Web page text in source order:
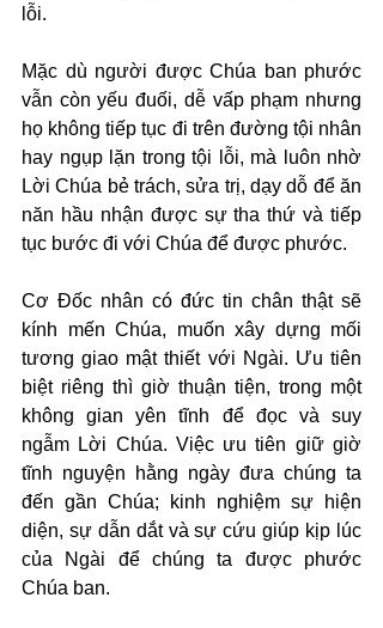
lỗi.
Mặc dù người được Chúa ban phước
vẫn còn yếu đuối, dễ vấp phạm nhưng
họ không tiếp tục đi trên đường tội nhân
hay ngụp lặn trong tội lỗi, mà luôn nhờ
Lời Chúa bẻ trách, sửa trị, dạy dỗ để ăn
năn hầu nhận được sự tha thứ và tiếp
tục bước đi với Chúa để được phước.
Cơ Đốc nhân có đức tin chân thật sẽ
kính mến Chúa, muốn xây dựng mối
tương giao mật thiết với Ngài. Ưu tiên
biệt riêng thì giờ thuận tiện, trong một
không gian yên tĩnh để đọc và suy
ngẫm Lời Chúa. Việc ưu tiên giữ giờ
tĩnh nguyện hằng ngày đưa chúng ta
đến gần Chúa; kinh nghiệm sự hiện
diện, sự dẫn dắt và sự cứu giúp kịp lúc
của Ngài để chúng ta được phước
Chúa ban.